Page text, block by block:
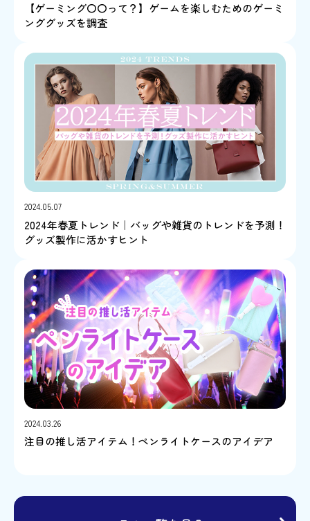
【ゲーミング〇〇って？】ゲームを楽しむためのゲーミ
ンググッズを調査
2024.05.07
2024年春夏トレンド｜バッグや雑貨のトレンドを予測！
グッズ製作に活かすヒント
2024.03.26
注目の推し活アイテム！ペンライトケースのアイデア